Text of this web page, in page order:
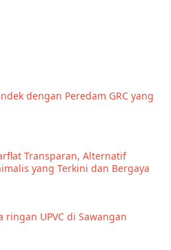
dengan Peredam GRC yang
Transparan, Alternatif
yang Terkini dan Bergaya
ringan UPVC di Sawangan